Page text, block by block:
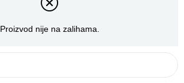
Proizvod nije na zalihama.